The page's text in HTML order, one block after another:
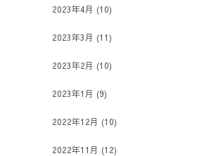
2023年4月 (10)
2023年3月 (11)
2023年2月 (10)
2023年1月 (9)
2022年12月 (10)
2022年11月 (12)